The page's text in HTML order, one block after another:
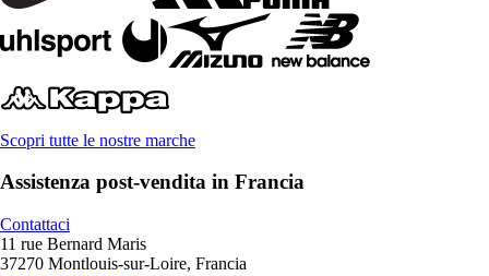
Scopri tutte le nostre marche
Assistenza post-vendita in Francia
Contattaci
11 rue Bernard Maris
37270 Montlouis-sur-Loire, Francia